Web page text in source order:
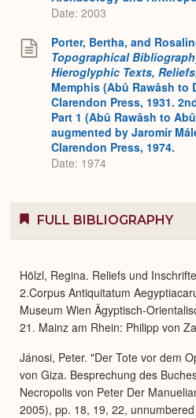
Date: 2003
Porter, Bertha, and
Topographical
Hieroglyphic Texts,
Memphis (Abû Rawâsh to
Clarendon Press, 1931.
Part 1 (Abû Rawâsh to
augmented by Jaromír
Clarendon Press, 1974.
Date: 1974
FULL BIBLIOGRAPHY
Hölzl, Regina. Reliefs und
2.Corpus Antiquitatum
Museum Wien Ägyptisch-
21. Mainz am Rhein: Philipp von
Jánosi, Peter. "Der Tote vor dem
von Giza. Besprechung des
Necropolis von Peter Der
2005), pp. 18, 19, 22,